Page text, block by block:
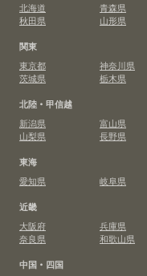
北海道
青森県
秋田県
山形県
関東
東京都
神奈川県
茨城県
栃木県
北陸・甲信越
新潟県
富山県
山梨県
長野県
東海
愛知県
岐阜県
近畿
大阪府
兵庫県
奈良県
和歌山県
中国・四国